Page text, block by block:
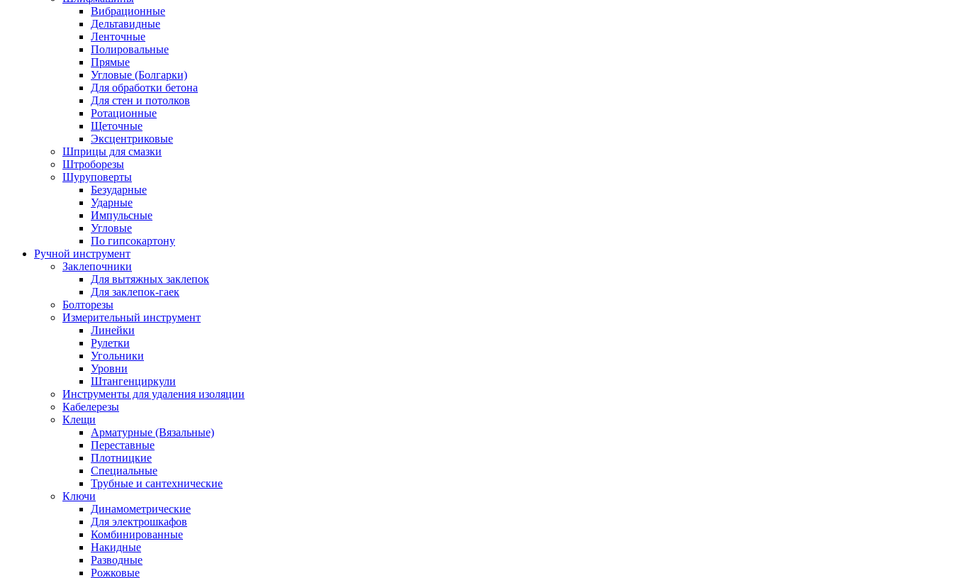
Вибрационные
Дельтавидные
Ленточные
Полировальные
Прямые
Угловые (Болгарки)
Для обработки бетона
Для стен и потолков
Ротационные
Щеточные
Эксцентриковые
Шприцы для смазки
Штроборезы
Шуруповерты
Безударные
Ударные
Импульсные
Угловые
По гипсокартону
Ручной инструмент
Заклепочники
Для вытяжных заклепок
Для заклепок-гаек
Болторезы
Измерительный инструмент
Линейки
Рулетки
Угольники
Уровни
Штангенциркули
Инструменты для удаления изоляции
Кабелерезы
Клещи
Арматурные (Вязальные)
Переставные
Плотницкие
Специальные
Трубные и сантехнические
Ключи
Динамометрические
Для электрошкафов
Комбинированные
Накидные
Разводные
Рожковые